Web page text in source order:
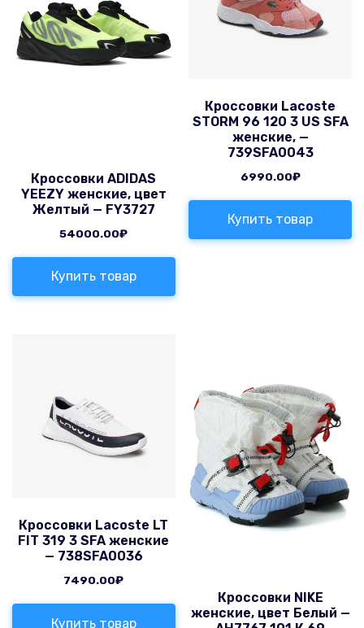
Кроссовки ADIDAS
YEEZY женские, цвет
Желтый — FY3727
54000.00₽
Купить товар
Кроссовки Lacoste
STORM 96 120 3 US SFA
женские, —
739SFA0043
6990.00₽
Купить товар
Кроссовки Lacoste LT
FIT 319 3 SFA женские
— 738SFA0036
7490.00₽
Купить товар
Кроссовки NIKE
женские, цвет Белый —